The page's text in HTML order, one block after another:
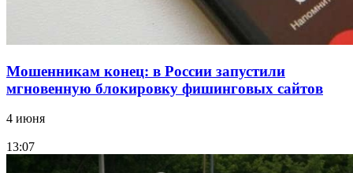
Мошенникам конец: в России запустили
мгновенную блокировку фишинговых сайтов
4 июня
13:07